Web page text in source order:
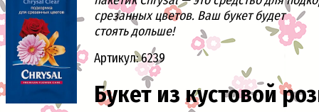
срезанных цветов. Ваш букет будет
стоять дольше!
Артикул: 6239
Букет из кустовой